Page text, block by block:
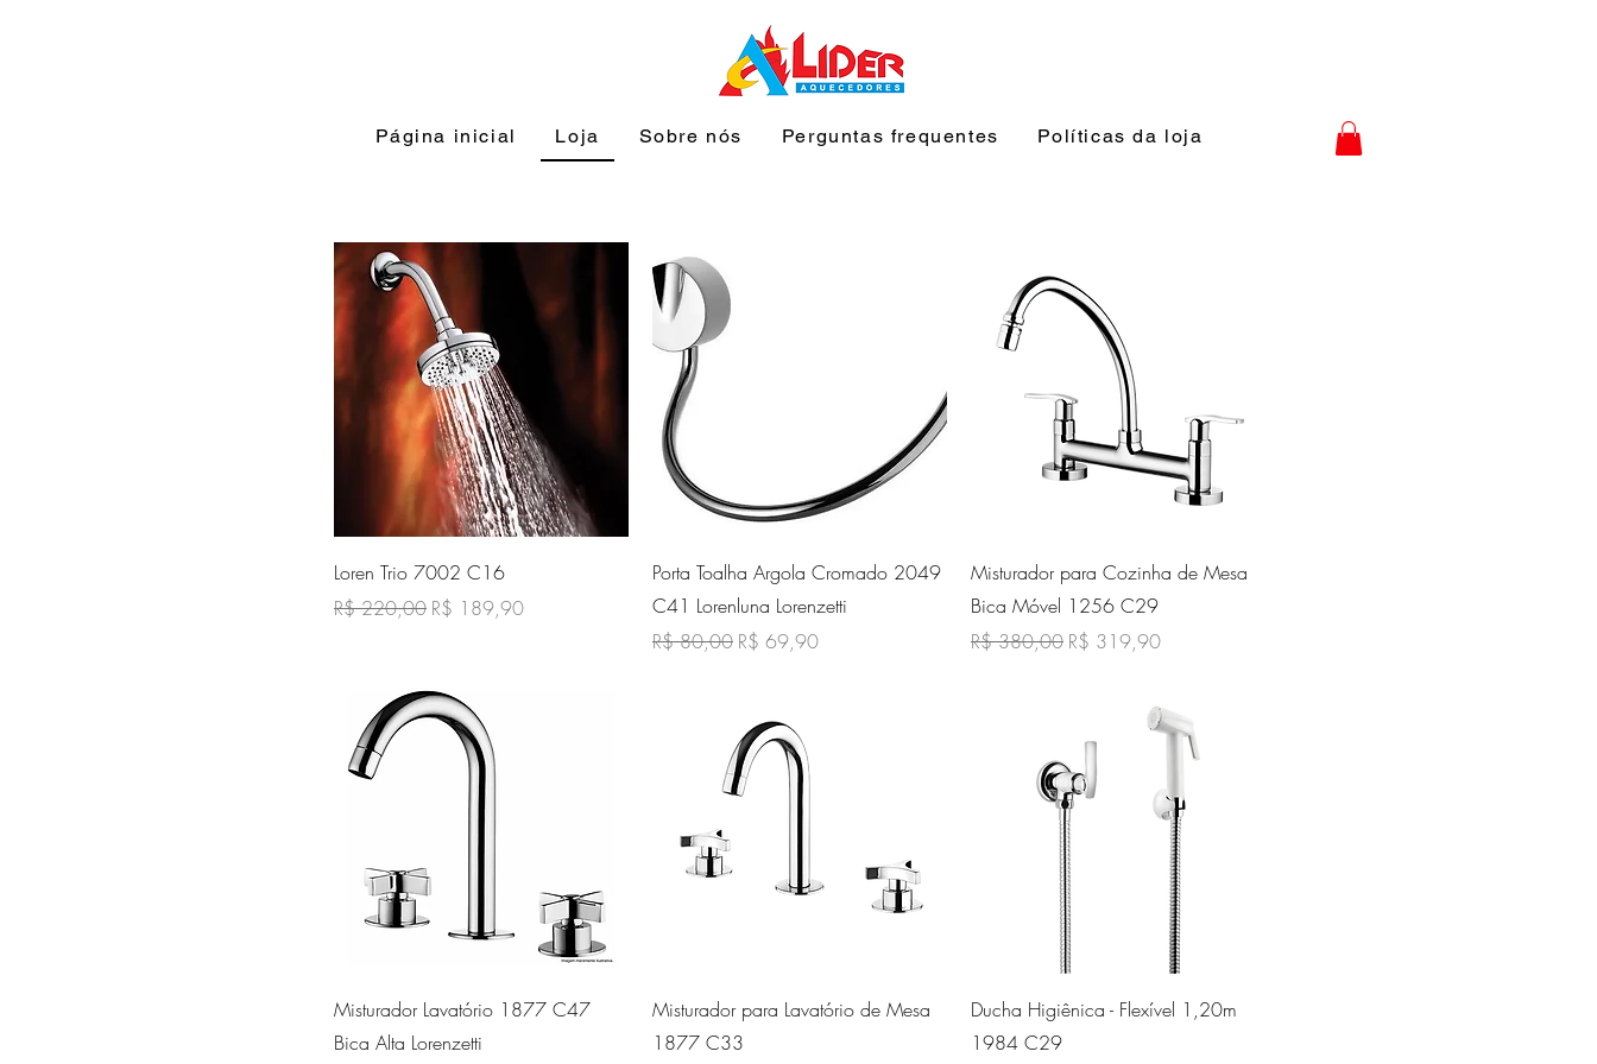
Página inicial Loja Sobre nós Perguntas frequentes Políticas da loja
Visualização rápida
Loren Trio 7002 C16
Preço normal
R$ 220,00 Preço promocional
R$ 189,90
Visualização rápida
Porta Toalha Argola Cromado 2049
C41 Lorenluna Lorenzetti
Preço normal
R$ 80,00 Preço promocional
R$ 69,90
Visualização rápida
Misturador para Cozinha de Mesa
Bica Móvel 1256 C29
Preço normal
R$ 380,00 Preço promocional
R$ 319,90
Visualização rápida
Misturador Lavatório 1877 C47
Bica Alta Lorenzetti
Visualização rápida
Misturador para Lavatório de Mesa
1877 C33
Visualização rápida
Ducha Higiênica - Flexível 1,20m
1984 C29